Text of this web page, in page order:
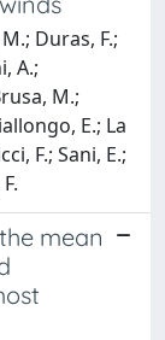
Duras, F.;
A.;
M.;
E.; La
F.; Sani, E.;
mean